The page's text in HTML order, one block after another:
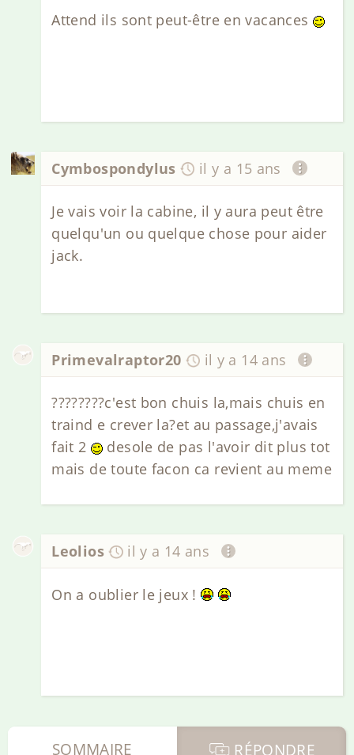
Attend ils sont peut-être en vacances
Cymbospondylus il y a 15 ans
Je vais voir la cabine, il y aura peut être
quelqu'un ou quelque chose pour aider
jack.
Primevalraptor20 il y a 14 ans
????????c'est bon chuis la,mais chuis en
traind e crever la?et au passage,j'avais
fait 2
desole de pas l'avoir dit plus tot
mais de toute facon ca revient au meme
Leolios il y a 14 ans
On a oublier le jeux !
RÉPONDRE
SOMMAIRE